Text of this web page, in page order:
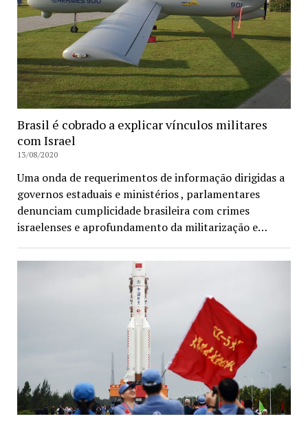
Brasil é cobrado a explicar vínculos militares
com Israel
13/08/2020
Uma onda de requerimentos de informação dirigidas a
governos estaduais e ministérios , parlamentares
denunciam cumplicidade brasileira com crimes
israelenses e aprofundamento da militarização e…